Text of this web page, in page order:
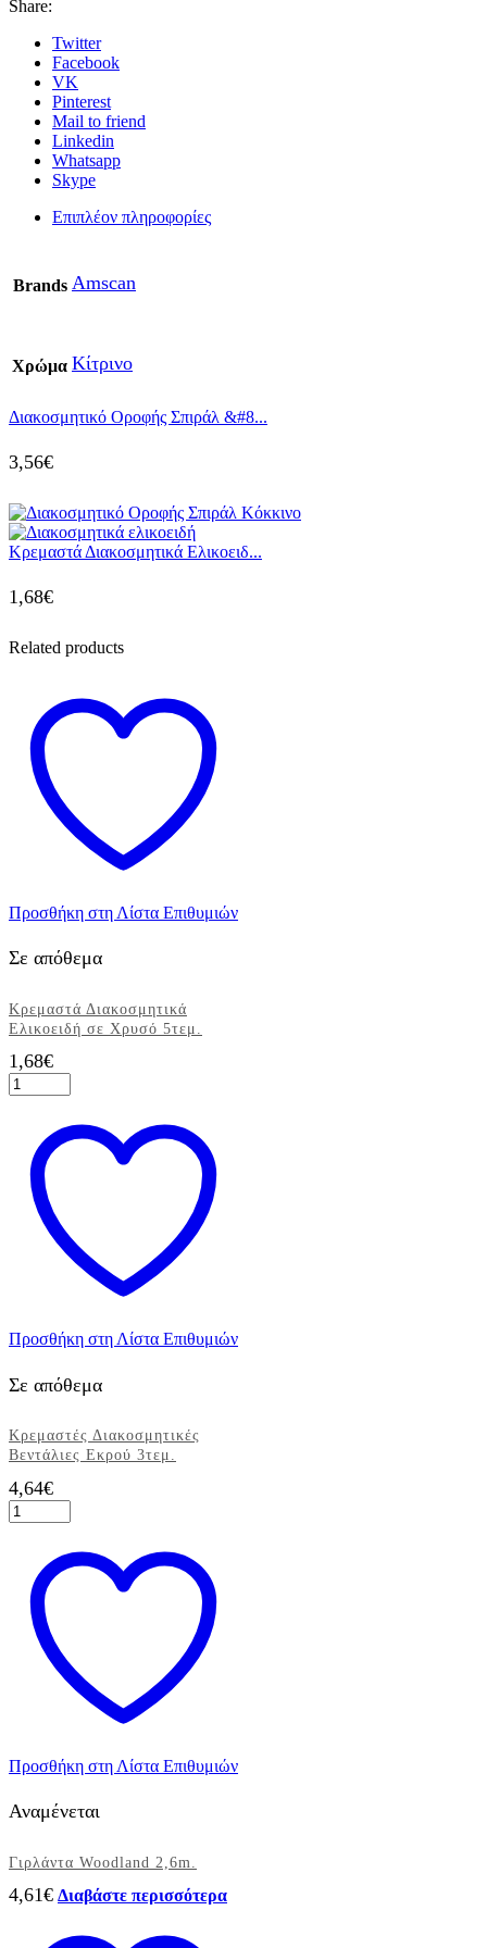
Share:
Twitter
Facebook
VK
Pinterest
Mail to friend
Linkedin
Whatsapp
Skype
Επιπλέον πληροφορίες
Brands Amscan
Χρώμα Κίτρινο
Διακοσμητικό Οροφής Σπιράλ &#8...
3,56€
Κρεμαστά Διακοσμητικά Ελικοειδ...
1,68€
Related products
Προσθήκη στη Λίστα Επιθυμιών
Σε απόθεμα
Κρεμαστά Διακοσμητικά
Ελικοειδή σε Χρυσό 5τεμ.
1,68€
Κρεμαστά
Διακοσμητικά
Ελικοειδή
Χρυσό
5τεμ.
ποσότητα
Προσθήκη στη Λίστα Επιθυμιών
Σε απόθεμα
Κρεμαστές Διακοσμητικές
Βεντάλιες Εκρού 3τεμ.
4,64€
Κρεμαστές
Διακοσμητικές
Βεντάλιες
Εκρού
3τεμ.
ποσότητα
Προσθήκη στη Λίστα Επιθυμιών
Αναμένεται
Γιρλάντα Woodland 2,6m.
4,61€ Διαβάστε περισσότερα